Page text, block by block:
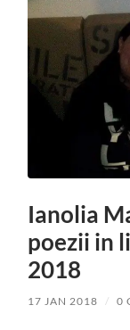
Ianolia
poezii in
2018
17 JAN 2018 / 0